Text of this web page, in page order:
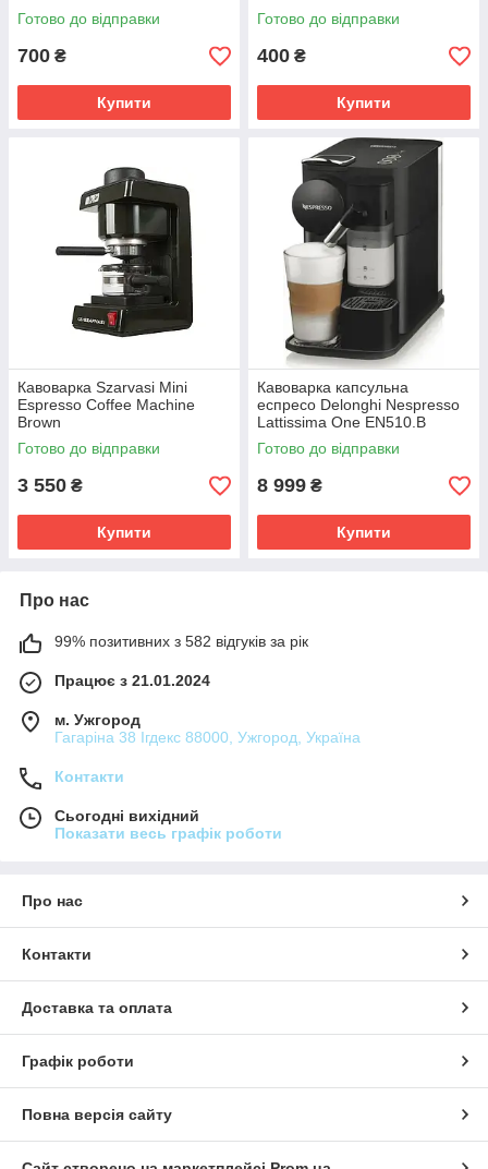
Готово до відправки
700 ₴
Купити
Backhiking Ofen Butan, Rot -
алюміній
Готово до відправки
400 ₴
Купити
Кавоварка Szarvasi Mini
Espresso Coffee Machine
Brown
Готово до відправки
3 550 ₴
Купити
Кавоварка капсульна
еспресо Delonghi Nespresso
Lattissima One EN510.B
Готово до відправки
8 999 ₴
Купити
Про нас
99% позитивних з 582 відгуків за рік
Працює з 21.01.2024
м. Ужгород
Гагаріна 38 Ігдекс 88000, Ужгород, Україна
Контакти
Сьогодні вихідний
Показати весь графік роботи
Про нас
Контакти
Доставка та оплата
Графік роботи
Повна версія сайту